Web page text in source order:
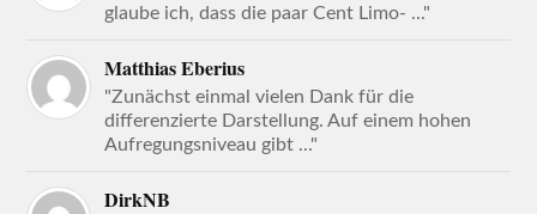
glaube ich, dass die paar Cent Limo- ..."
Matthias Eberius
"Zunächst einmal vielen Dank für die
differenzierte Darstellung. Auf einem hohen
Aufregungsniveau gibt ..."
DirkNB